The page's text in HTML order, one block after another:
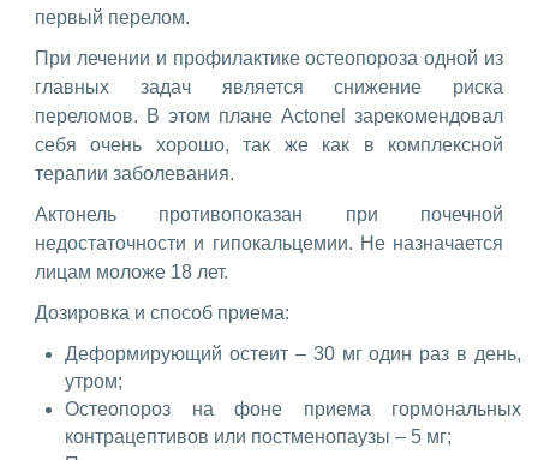
первый перелом.
При лечении и профилактике остеопороза одной из
главных задач является снижение риска
переломов. В этом плане Actonel зарекомендовал
себя очень хорошо, так же как в комплексной
терапии заболевания.
Актонель противопоказан при почечной
недостаточности и гипокальцемии. Не назначается
лицам моложе 18 лет.
Дозировка и способ приема:
Деформирующий остеит – 30 мг один раз в день,
утром;
Остеопороз на фоне приема гормональных
контрацептивов или постменопаузы – 5 мг;